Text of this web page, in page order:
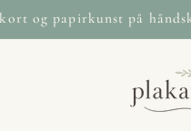
og papirkunst på